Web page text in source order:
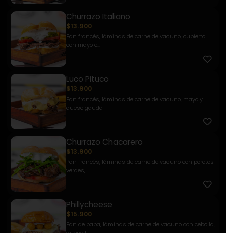
Churrazo Italiano
$13.900
Pan francés, láminas de carne de vacuno, cubierto
con mayo c...
Luco Pituco
$13.900
Pan francés, láminas de carne de vacuno, mayo y
queso gauda
Churrazo Chacarero
$13.900
Pan francés, láminas de carne de vacuno con porotos
verdes, ...
Phillycheese
$15.900
Pan de papa, láminas de carne de vacuno con cebolla,